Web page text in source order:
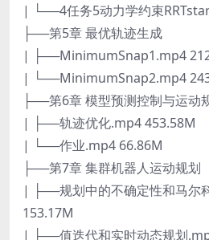
| └──4任务5动力学约束
├──第5章 最优轨迹生成
| ├──MinimumSnap1.mp4
| └──MinimumSnap2.mp4
├──第6章 模型预测控制与运动
| ├──轨迹优化.mp4 453.58M
| └──作业.mp4 66.86M
├──第7章 集群机器人运动规划
| ├──规划中的不确定性和马尔
153.17M
| ├──值迭代和实时动态规划